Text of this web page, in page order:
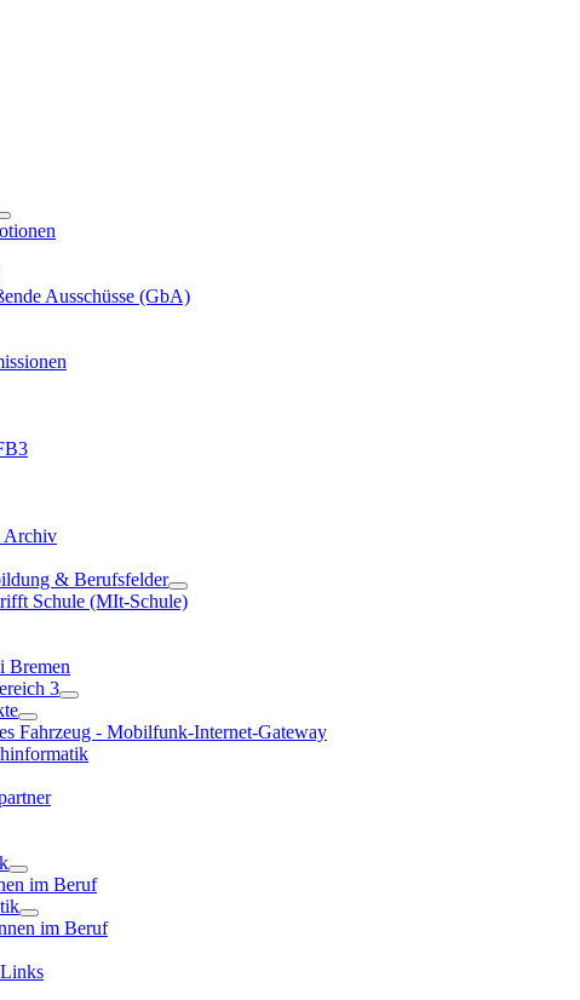
Ausschüsse (GbA)
Archiv
& Berufsfelder
Schule (MIt-Schule)
Bremen
3
Fahrzeug - Mobilfunk-Internet-Gateway
im Beruf
im Beruf